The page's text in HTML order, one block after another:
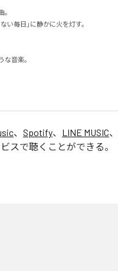
。
い毎日」に静かに火を灯す。
な音楽。
、 Spotify、 LINE MUSIC、
スで聴くことができる。